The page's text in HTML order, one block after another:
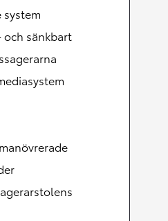
och sänkbart